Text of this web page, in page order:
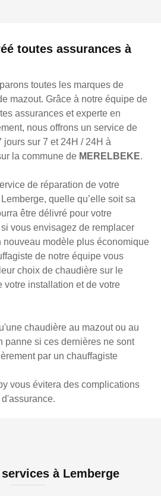
toutes assurances à
toutes les marques de
mazout. Grâce à notre équipe de
assurances et experte en
nous offrons un service de
jours sur 7 et 24H / 24H à
la commune de MERELBEKE.
de réparation de votre
quelle qu’elle soit sa
être délivré pour votre
vous envisagez de remplacer
nouveau modèle plus économique
de notre équipe vous
choix de chaudière sur le
votre installation et de votre
chaudière au mazout ou au
panne si ces dernières ne sont
par un chauffagiste
vous évitera des complications
à Lemberge